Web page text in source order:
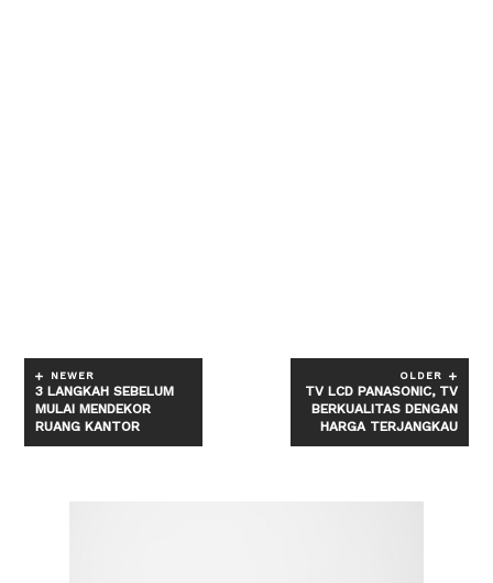
NEWER
3 LANGKAH SEBELUM
MULAI MENDEKOR
RUANG KANTOR
OLDER
TV LCD PANASONIC, TV
BERKUALITAS DENGAN
HARGA TERJANGKAU